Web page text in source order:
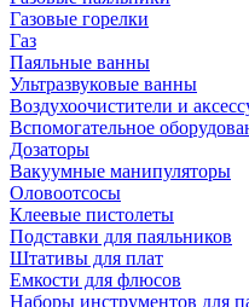
Газовые горелки
Газ
Паяльные ванны
Ультразвуковые ванны
Воздухоочистители и
Вспомогательное
Дозаторы
Вакуумные манипуляторы
Оловоотсосы
Клеевые пистолеты
Подставки для паяльников
Штативы для плат
Емкости для флюсов
Наборы инструментов для